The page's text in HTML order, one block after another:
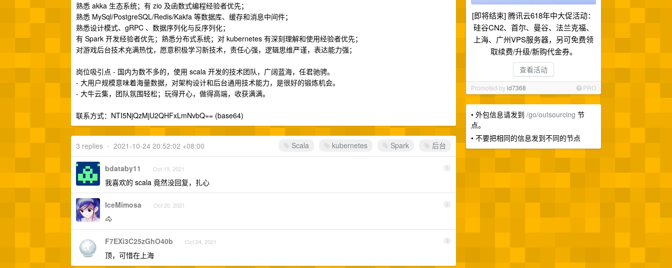
[即将结束] 腾讯云618年中大促活动：
硅谷CN2、首尔、曼谷、法兰克福、
上海、广州VPS服务器，另可免费领
取续费/升级/新购代金券。
查看活动
Promoted byid7368 PRO
• 外包信息请发到 /go/outsourcing 节
点。
• 不要把相同的信息发到不同的节点
熟悉 akka 生态系统；有 zio 及函数式编程经验者优先；
熟悉 MySql/PostgreSQL/Redis/Kakfa 等数据库、缓存和消息中间件；
熟悉设计模式、gRPC 、数据序列化与反序列化；
有 Spark 开发经验者优先；熟悉分布式系统；对 kubernetes 有深刻理解和使用经验者优先；
对游戏后台技术充满热忱，愿意积极学习新技术，责任心强，逻辑思维严谨，表达能力强；
岗位吸引点 - 国内为数不多的，使用 scala 开发的技术团队，广阔蓝海，任君驰骋。
- 大用户规模意味着海量数据，对架构设计和后台通用技术能力，是很好的锻炼机会。
- 大牛云集，团队氛围轻松；玩得开心，做得高端，收获满满。
联系方式：NTI5NjQzMjU2QHFxLmNvbQ== (base64)
Scala kubernetes Spark 后台
3 replies • 2021-10-24 20:52:02 +08:00
1
bdataby11 Oct 19, 2021
我喜欢的 scala 竟然没回复，扎心
2
IceMimosa Oct 20, 2021
🐴
3
F7EXi3C25zGhO40b Oct 24, 2021
顶，可惜在上海